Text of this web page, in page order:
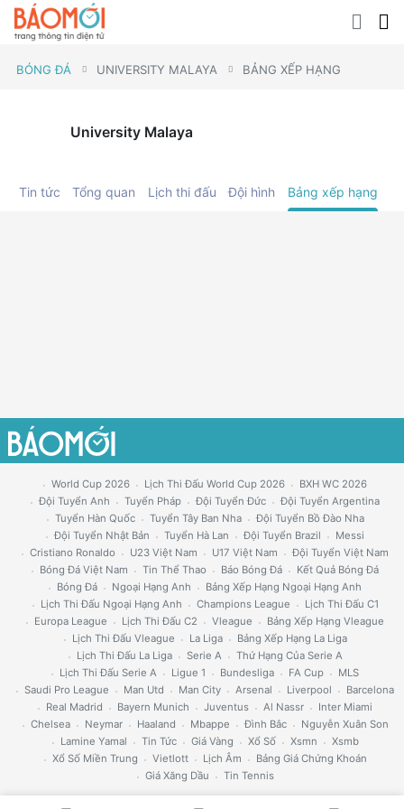
BÓNG ĐÁ UNIVERSITY MALAYA BẢNG XẾP HẠNG
University Malaya
Tin tức Tổng quan Lịch thi đấu Đội hình Bảng xếp hạng
World Cup 2026 Lịch Thi Đấu World Cup 2026
BXH WC 2026
Đội Tuyển Anh
Tuyển Pháp Đội Tuyển Đức
Đội Tuyển Argentina
Tuyển Hàn Quốc
Tuyển Tây Ban Nha
Đội Tuyển Bồ Đào Nha
Đội Tuyển Nhật Bản
Tuyển Hà Lan Đội Tuyển Brazil
Messi
Cristiano Ronaldo
U23 Việt Nam U17 Việt Nam
Đội Tuyển Việt Nam
Bóng Đá Việt Nam
Tin Thể Thao Báo Bóng Đá
Kết Quả Bóng Đá
Bóng Đá
Ngoại Hạng Anh
Bảng Xếp Hạng Ngoại Hạng Anh
Lịch Thi Đấu Ngoại Hạng Anh
Champions League
Lịch Thi Đấu C1
Europa League
Lịch Thi Đấu C2 Vleague
Bảng Xếp Hạng Vleague
Lịch Thi Đấu Vleague
La Liga
Bảng Xếp Hạng La Liga
Lịch Thi Đấu La Liga
Serie A
Thứ Hạng Của Serie A
Lịch Thi Đấu Serie A
Ligue 1 Bundesliga FA Cup
MLS
Saudi Pro League
Man Utd Man City Arsenal Liverpool
Barcelona
Real Madrid
Bayern Munich Juventus Al Nassr
Inter Miami
Chelsea
Neymar Haaland Mbappe Đình Bắc
Nguyễn Xuân Son
Lamine Yamal
Tin Tức Giá Vàng Xổ Số Xsmn
Xsmb
Xổ Số Miền Trung
Vietlott Lịch Âm
Bảng Giá Chứng Khoán
Giá Xăng Dầu
Tin Tennis